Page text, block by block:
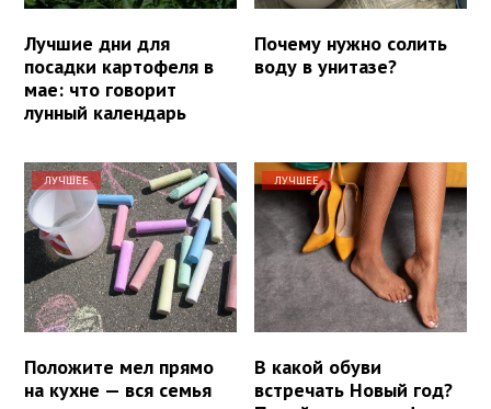
Лучшие дни для
посадки картофеля в
мае: что говорит
лунный календарь
Почему нужно солить
воду в унитазе?
ЛУЧШЕЕ
Положите мел прямо
на кухне — вся семья
ЛУЧШЕЕ
В какой обуви
встречать Новый год?